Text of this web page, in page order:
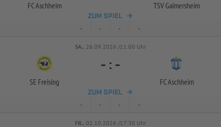
FC Aschheim TSV Gaimersheim
ZUM SPIEL
- - - -
SA.. 26.09.2026 /11:00 Uhr
SE Freising
- : -
FC Aschheim
ZUM SPIEL
- - - -
FR.. 02.10.2026 /17:30 Uhr